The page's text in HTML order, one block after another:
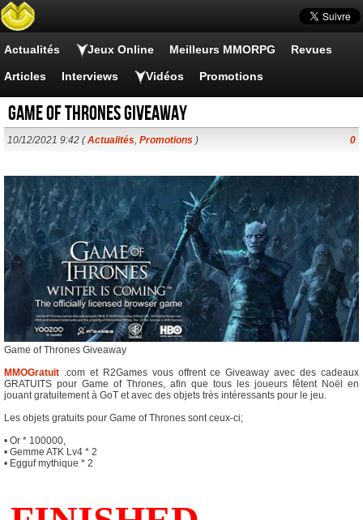
Actualités Jeux Online Meilleurs MMORPG Revues
Articles Interviews Vidéos Promotions
Game of Thrones Giveaway
10/12/2021 9:42 (Actualités, Promotions ) 0
Game of Thrones Giveaway
MMOGratuit .com et R2Games vous offrent ce Giveaway avec des cadeaux
GRATUITS pour Game of Thrones, afin que tous les joueurs fêtent Noël en
jouant gratuitement à GoT et avec des objets très intéressants pour le jeu.
Les objets gratuits pour Game of Thrones sont ceux-ci;
• Or * 100000,
• Gemme ATK Lv4 * 2
• Egguf mythique * 2